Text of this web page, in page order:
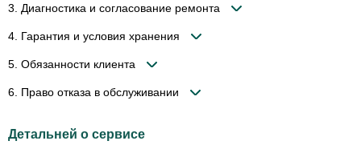
3. Диагностика и согласование ремонта
4. Гарантия и условия хранения
5. Обязанности клиента
6. Право отказа в обслуживании
Детальней о сервисе